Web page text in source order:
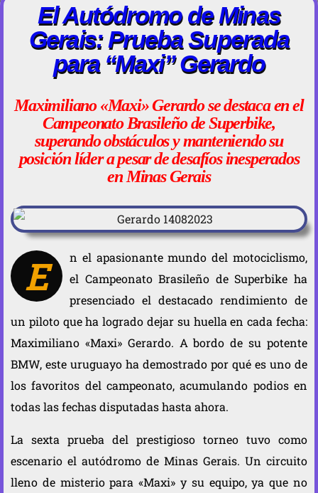
El Autódromo de Minas
Gerais: Prueba Superada
para “Maxi” Gerardo
Maximiliano «Maxi» Gerardo se destaca en el
Campeonato Brasileño de Superbike,
superando obstáculos y manteniendo su
posición líder a pesar de desafíos inesperados
en Minas Gerais
E
n el apasionante mundo del motociclismo,
el Campeonato Brasileño de Superbike ha
presenciado el destacado rendimiento de
un piloto que ha logrado dejar su huella en cada fecha:
Maximiliano «Maxi» Gerardo. A bordo de su potente
BMW, este uruguayo ha demostrado por qué es uno de
los favoritos del campeonato, acumulando podios en
todas las fechas disputadas hasta ahora.
La sexta prueba del prestigioso torneo tuvo como
escenario el autódromo de Minas Gerais. Un circuito
lleno de misterio para «Maxi» y su equipo, ya que no